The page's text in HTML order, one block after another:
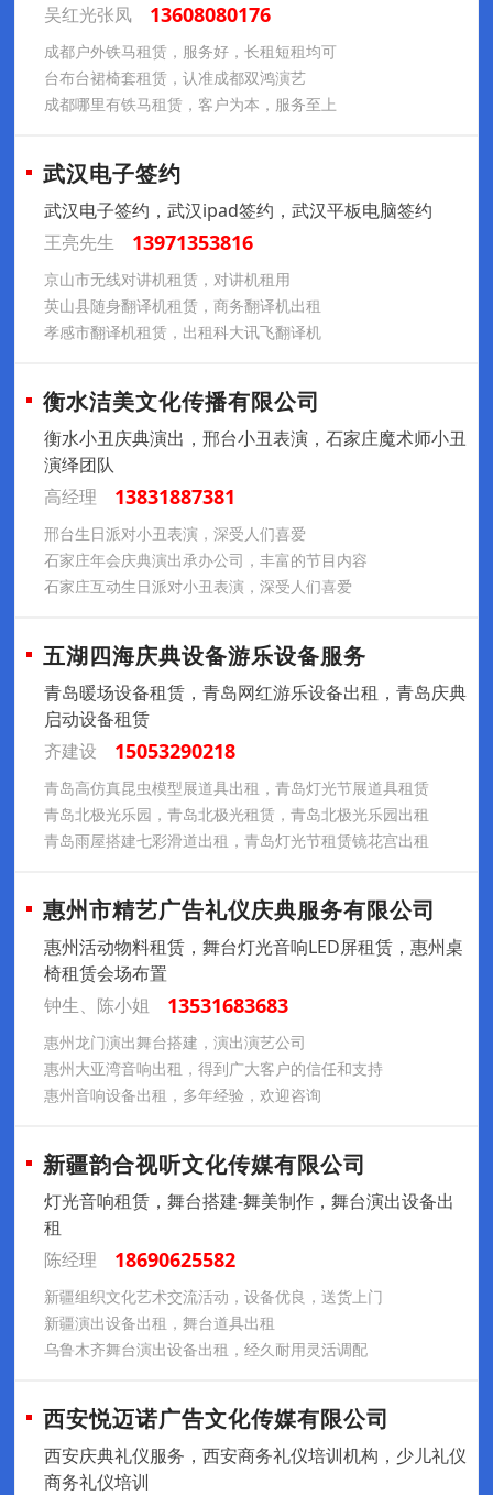
吴红光张凤
13608080176
成都户外铁马租赁，服务好，长租短租均可
台布台裙椅套租赁，认准成都双鸿演艺
成都哪里有铁马租赁，客户为本，服务至上
武汉电子签约
武汉电子签约，武汉ipad签约，武汉平板电脑签约
王亮先生
13971353816
京山市无线对讲机租赁，对讲机租用
英山县随身翻译机租赁，商务翻译机出租
孝感市翻译机租赁，出租科大讯飞翻译机
衡水洁美文化传播有限公司
衡水小丑庆典演出，邢台小丑表演，石家庄魔术师小丑
演绎团队
高经理
13831887381
邢台生日派对小丑表演，深受人们喜爱
石家庄年会庆典演出承办公司，丰富的节目内容
石家庄互动生日派对小丑表演，深受人们喜爱
五湖四海庆典设备游乐设备服务
青岛暖场设备租赁，青岛网红游乐设备出租，青岛庆典
启动设备租赁
齐建设
15053290218
青岛高仿真昆虫模型展道具出租，青岛灯光节展道具租赁
青岛北极光乐园，青岛北极光租赁，青岛北极光乐园出租
青岛雨屋搭建七彩滑道出租，青岛灯光节租赁镜花宫出租
惠州市精艺广告礼仪庆典服务有限公司
惠州活动物料租赁，舞台灯光音响LED屏租赁，惠州桌
椅租赁会场布置
钟生、陈小姐
13531683683
惠州龙门演出舞台搭建，演出演艺公司
惠州大亚湾音响出租，得到广大客户的信任和支持
惠州音响设备出租，多年经验，欢迎咨询
新疆韵合视听文化传媒有限公司
灯光音响租赁，舞台搭建-舞美制作，舞台演出设备出
租
陈经理
18690625582
新疆组织文化艺术交流活动，设备优良，送货上门
新疆演出设备出租，舞台道具出租
乌鲁木齐舞台演出设备出租，经久耐用灵活调配
西安悦迈诺广告文化传媒有限公司
西安庆典礼仪服务，西安商务礼仪培训机构，少儿礼仪
商务礼仪培训